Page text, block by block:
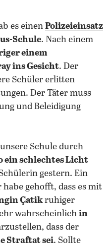
es einen Polizeieinsatz
Schule. Nach einem
einem
ins Gesicht. Der
Schüler erlitten
Der Täter muss
und Beleidigung
Schule durch
ein schlechtes Licht
gestern. Ein
gehofft, dass es mit
Çatikruhiger
wahrscheinlichin
dass der
Straftat sei. Sollte